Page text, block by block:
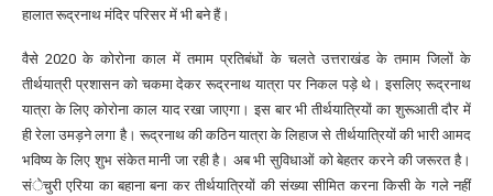
हालात रूद्रनाथ मंदिर परिसर में भी बने हैं।
वैसे 2020 के कोरोना काल में तमाम प्रतिबंधों के चलते उत्तराखंड के तमाम जिलों के
तीर्थयात्री प्रशासन को चकमा देकर रूद्रनाथ यात्रा पर निकल पड़े थे। इसलिए रूद्रनाथ
यात्रा के लिए कोरोना काल याद रखा जाएगा। इस बार भी तीर्थयात्रियों का शुरूआती दौर में
ही रेला उमड़ने लगा है। रूद्रनाथ की कठिन यात्रा के लिहाज से तीर्थयात्रियों की भारी आमद
भविष्य के लिए शुभ संकेत मानी जा रही है। अब भी सुविधाओं को बेहतर करने की जरूरत है।
संेचुरी एरिया का बहाना बना कर तीर्थयात्रियों की संख्या सीमित करना किसी के गले नहीं